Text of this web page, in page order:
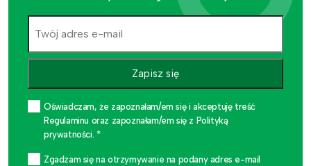
Zapisz się
Oświadczam, że zapoznałam/em się i akceptuję treść
Regulaminu oraz zapoznałam/em się z Polityką
prywatności. *
Zgadzam się na otrzymywanie na podany adres e-mail